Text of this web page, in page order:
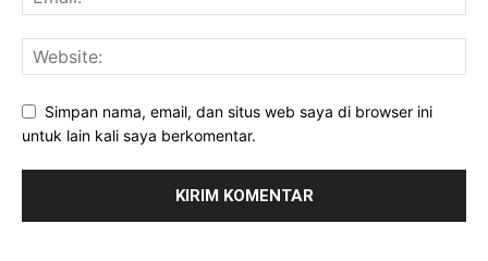
Simpan nama, email, dan situs web saya di browser ini
untuk lain kali saya berkomentar.